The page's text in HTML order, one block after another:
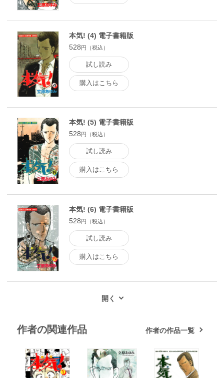
本気! (4) 電子書籍版
528円（税込）
試し読み
購入はこちら
本気! (5) 電子書籍版
528 円（税込）
試し読み
購入はこちら
本気! (6) 電子書籍版
528 円（税込）
試し読み
購入はこちら
作者の関連作品 作者の作品一覧